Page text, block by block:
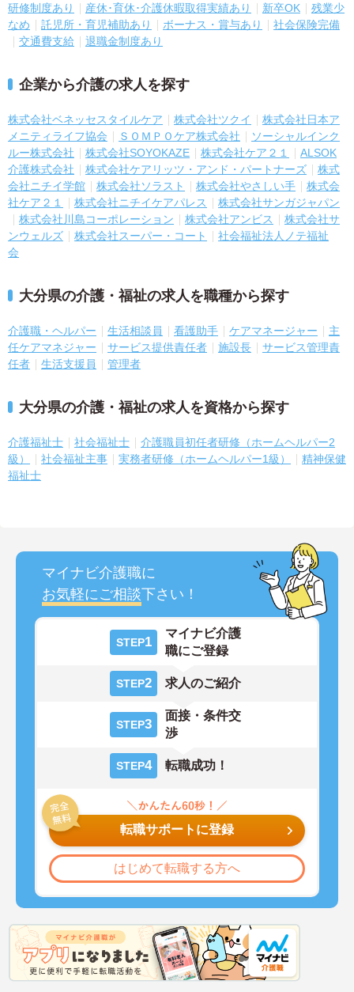
研修制度あり
産休･育休･介護休暇取得実績あり 新卒OK
残業少
なめ
託児所・育児補助あり ボーナス・賞与あり
社会保険完備
交通費支給
退職金制度あり
企業から介護の求人を探す
株式会社ベネッセスタイルケア 株式会社ツクイ
株式会社日本ア
メニティライフ協会
ＳＯＭＰＯケア株式会社
ソーシャルインク
ルー株式会社
株式会社SOYOKAZE 株式会社ケア２１
ALSOK
介護株式会社
株式会社ケアリッツ・アンド・パートナーズ
株式
会社ニチイ学館
株式会社ソラスト 株式会社やさしい手
株式会
社ケア２１
株式会社ニチイケアパレス
株式会社サンガジャパン
株式会社川島コーポレーション
株式会社アンビス
株式会社サ
ンウェルズ
株式会社スーパー・コート
社会福祉法人ノテ福祉
会
大分県の介護・福祉の求人を職種から探す
介護職・ヘルパー 生活相談員 看護助手 ケアマネージャー
主
任ケアマネジャー
サービス提供責任者 施設長
サービス管理責
任者
生活支援員 管理者
大分県の介護・福祉の求人を資格から探す
介護福祉士 社会福祉士
介護職員初任者研修（ホームヘルパー2
級）
社会福祉主事 実務者研修（ホームヘルパー1級）
精神保健
福祉士
マイナビ介護職に
お気軽にご相談下さい！
STEP1
マイナビ介護
職にご登録
STEP2 求人のご紹介
STEP3
面接・条件交
渉
STEP4 転職成功！
転職サポートに登録
はじめて転職する方へ